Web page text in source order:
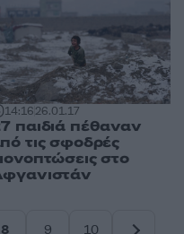
14:1626.01.17
παιδιά πέθαναν
τις σφοδρές
στο
8
9
10